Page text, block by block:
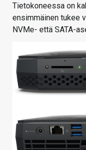
Tietokoneessa on
ensimmäinen tukee
NVMe- että SATA-